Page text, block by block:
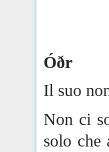
Óðr
Il suo
Non ci
solo che